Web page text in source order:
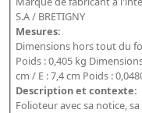
S.A / BRETIGNY
Mesures:
Dimensions hors tout du
Poids : 0,405 kg
cm / E : 7,4 cm Poids :
Description et contexte:
Folioteur avec sa notice,